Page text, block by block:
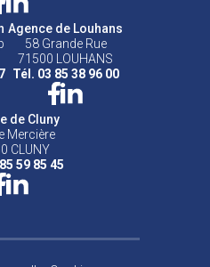
Agence de Louhans
58 Grande Rue
71500 LOUHANS
Tél. 03 85 38 96 00
de Cluny
Mercière
CLUNY
59 85 45